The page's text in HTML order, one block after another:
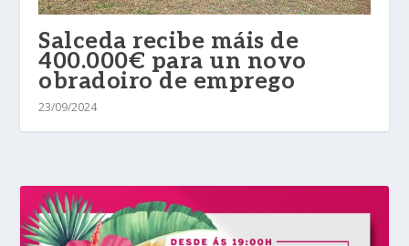
Salceda recibe máis de
400.000€ para un novo
obradoiro de emprego
23/09/2024